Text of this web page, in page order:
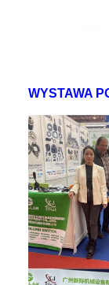
WYSTAWA